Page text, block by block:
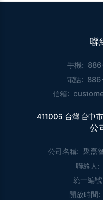
聯
手機:
電話:
信箱:
411006 台灣 台中
公
公司名稱: 聚磊
聯絡人:
統一編號:
開放時間: